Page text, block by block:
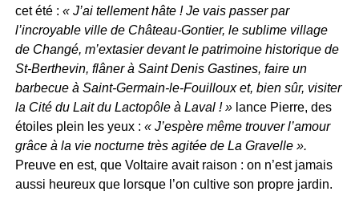
cet été : « J’ai tellement hâte ! Je vais passer par
l’incroyable ville de Château-Gontier, le sublime village
de Changé, m’extasier devant le patrimoine historique de
St-Berthevin, flâner à Saint Denis Gastines, faire un
barbecue à Saint-Germain-le-Fouilloux et, bien sûr, visiter
la Cité du Lait du Lactopôle à Laval ! » lance Pierre, des
étoiles plein les yeux : « J’espère même trouver l’amour
grâce à la vie nocturne très agitée de La Gravelle ».
Preuve en est, que Voltaire avait raison : on n’est jamais
aussi heureux que lorsque l’on cultive son propre jardin.